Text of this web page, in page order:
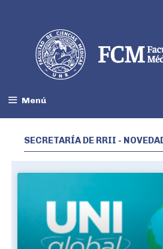
Menú
SECRETARÍA DE RRII -